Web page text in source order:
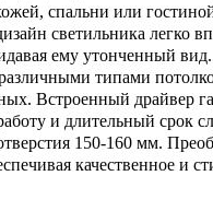
спальни или
светильника легко
ему утонченный
типами
Встроенный драйвер
и длительный срок
150-160 мм.
качественное и